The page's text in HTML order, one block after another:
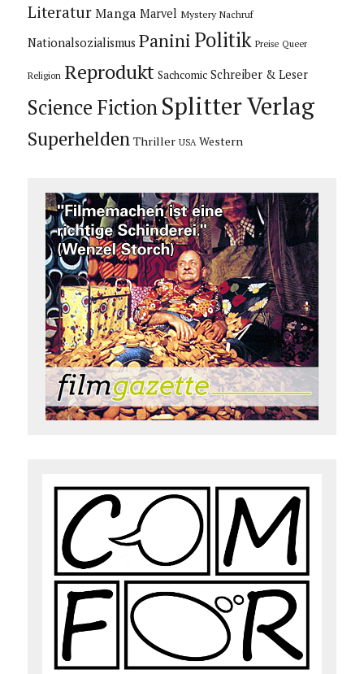
Literatur Manga Marvel Mystery Nachruf
Nationalsozialismus Panini Politik Preise Queer
Religion Reprodukt Sachcomic Schreiber & Leser
Science Fiction Splitter Verlag
Superhelden Thriller USA Western